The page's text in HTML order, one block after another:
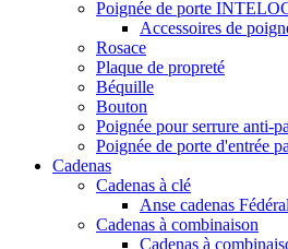
Poignée de porte
Accessoires de
Rosace
Plaque de propreté
Béquille
Bouton
Poignée pour serrure anti-
Poignée de porte d'entrée
Cadenas
Cadenas à clé
Anse cadenas Fédéral
Cadenas à combinaison
Cadenas à